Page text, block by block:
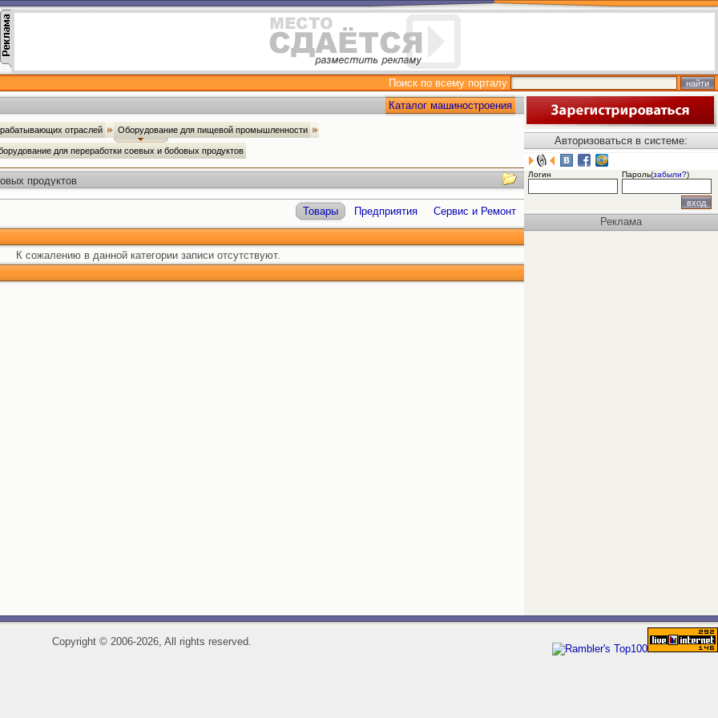
Поиск по всему порталу
Каталог машиностроения
отраслей Оборудование для пищевой промышленности
для переработки соевых и бобовых продуктов
продуктов
Товары Предприятия Сервис и Ремонт
К сожалению в данной категории записи отсутствуют.
Авторизоваться в системе:
Логин Пароль(забыли?)
Реклама
Copyright ©2006-2026, All rights reserved.